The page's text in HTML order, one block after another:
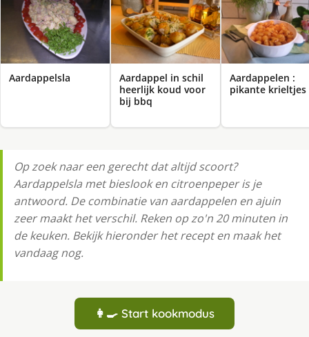
Aardappelsla
Aardappel in schil
heerlijk koud voor
bij bbq
Aardappelen :
pikante krieltjes
Op zoek naar een gerecht dat altijd scoort?
Aardappelsla met bieslook en citroenpeper is je
antwoord. De combinatie van aardappelen en ajuin
zeer maakt het verschil. Reken op zo'n 20 minuten in
de keuken. Bekijk hieronder het recept en maak het
vandaag nog.
👩‍🍳 Start kookmodus